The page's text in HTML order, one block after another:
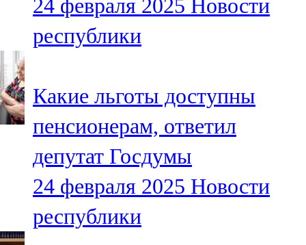
24 февраля 2025 Новости
республики
Какие льготы доступны
пенсионерам, ответил
депутат Госдумы
24 февраля 2025 Новости
республики